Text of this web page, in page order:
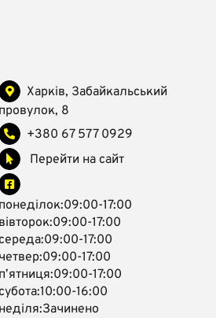
Харків, Забайкальський
провулок, 8
+380 67 577 0929
Перейти на сайт
понеділок:09:00-17:00
вівторок:09:00-17:00
17:00
четвер:09:00-17:00
пʼятниця:09:00-17:00
16:00
неділя:Зачинено